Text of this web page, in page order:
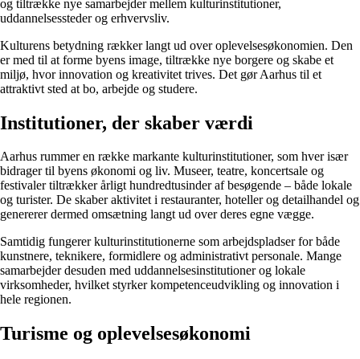
og tiltrække nye samarbejder mellem kulturinstitutioner,
uddannelsessteder og erhvervsliv.
Kulturens betydning rækker langt ud over oplevelsesøkonomien. Den
er med til at forme byens image, tiltrække nye borgere og skabe et
miljø, hvor innovation og kreativitet trives. Det gør Aarhus til et
attraktivt sted at bo, arbejde og studere.
Institutioner, der skaber værdi
Aarhus rummer en række markante kulturinstitutioner, som hver især
bidrager til byens økonomi og liv. Museer, teatre, koncertsale og
festivaler tiltrækker årligt hundredtusinder af besøgende – både lokale
og turister. De skaber aktivitet i restauranter, hoteller og detailhandel og
genererer dermed omsætning langt ud over deres egne vægge.
Samtidig fungerer kulturinstitutionerne som arbejdspladser for både
kunstnere, teknikere, formidlere og administrativt personale. Mange
samarbejder desuden med uddannelsesinstitutioner og lokale
virksomheder, hvilket styrker kompetenceudvikling og innovation i
hele regionen.
Turisme og oplevelsesøkonomi